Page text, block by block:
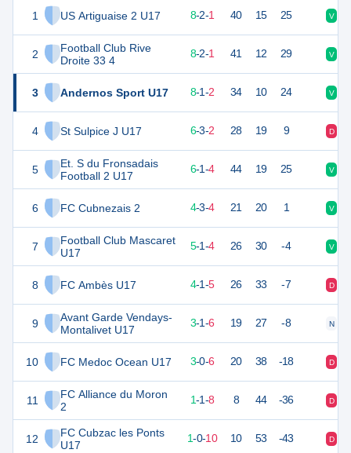
1 US Artiguaise 2 U17
2
Football Club Rive
Droite 33 4
3 Andernos Sport U17
4 St Sulpice J U17
5
Et. S du Fronsadais
Football 2 U17
6 FC Cubnezais 2
7
Football Club Mascaret
U17
8 FC Ambès U17
9
Avant Garde Vendays-
Montalivet U17
10 FC Medoc Ocean U17
11
FC Alliance du Moron
2
12
FC Cubzac les Ponts
U17
26 8-2-1 40 15 25 V
25 8-2-1 41 12 29 V
25 11 8-1-2 34 10 24 V
21 6-3-2 28 19 9 D
19 6-1-4 44 19 25 V
14 4-3-4 21 20 1 V
14 11 5-1-4 26 30 -4 V
4-1-5 26 33 -7 D
9 11 3-1-6 19 27 -8 N
7 11 3-0-6 20 38 -18 D
3 11 1-1-8 8 44 -36 D
3 11 1-0-10 10 53 -43 D